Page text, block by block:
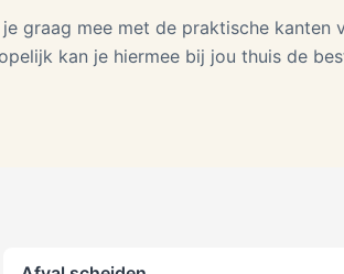
graag mee met de praktische kanten
kan je hiermee bij jou thuis de